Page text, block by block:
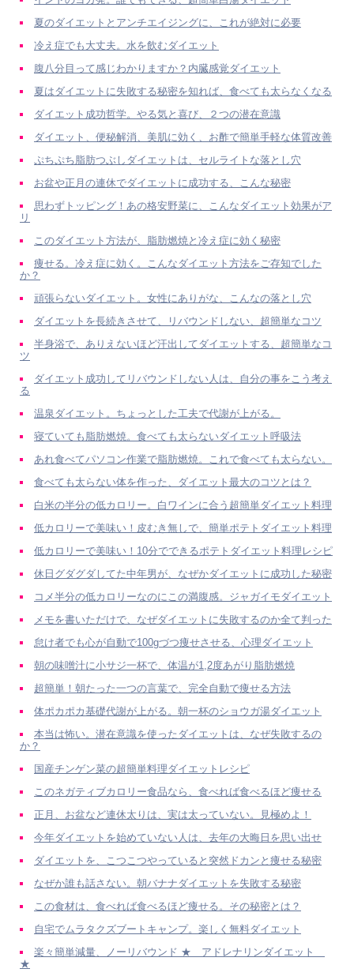
夏のダイエットとアンチエイジングに、これが絶対に必要
冷え症でも大丈夫。水を飲むダイエット
腹八分目って感じわかりますか？内臓感覚ダイエット
夏はダイエットに失敗する秘密を知れば、食べても太らなくなる
ダイエット成功哲学。やる気と喜び、２つの潜在意識
ダイエット、便秘解消、美肌に効く、お酢で簡単手軽な体質改善
ぷちぷち脂肪つぶしダイエットは、セルライトな落とし穴
お盆や正月の連休でダイエットに成功する、こんな秘密
思わずトッピング！あの格安野菜に、こんなダイエット効果がア
リ
このダイエット方法が、脂肪燃焼と冷え症に効く秘密
痩せる。冷え症に効く。こんなダイエット方法をご存知でした
か？
頑張らないダイエット。女性にありがな、こんなの落とし穴
ダイエットを長続きさせて、リバウンドしない、超簡単なコツ
半身浴で、ありえないほど汗出してダイエットする、超簡単なコ
ツ
ダイエット成功してリバウンドしない人は、自分の事をこう考え
る
温泉ダイエット。ちょっとした工夫で代謝が上がる。
寝ていても脂肪燃焼。食べても太らないダイエット呼吸法
あれ食べてパソコン作業で脂肪燃焼。これで食べても太らない。
食べても太らない体を作った、ダイエット最大のコツとは？
白米の半分の低カロリー。白ワインに合う超簡単ダイエット料理
低カロリーで美味い！皮むき無しで、簡単ポテトダイエット料理
低カロリーで美味い！10分でできるポテトダイエット料理レシピ
休日グダグダしてた中年男が、なぜかダイエットに成功した秘密
コメ半分の低カロリーなのにこの満腹感。ジャガイモダイエット
メモを書いただけで、なぜダイエットに失敗するのか全て判った
怠け者でも心が自動で100gづつ痩せさせる、心理ダイエット
朝の味噌汁に小サジ一杯で、体温が1,2度あがり脂肪燃焼
超簡単！朝たった一つの言葉で、完全自動で痩せる方法
体ポカポカ基礎代謝が上がる。朝一杯のショウガ湯ダイエット
本当は怖い。潜在意識を使ったダイエットは、なぜ失敗するの
か？
国産チンゲン菜の超簡単料理ダイエットレシピ
このネガティブカロリー食品なら、食べれば食べるほど痩せる
正月、お盆など連休太りは、実は太っていない。見極めよ！
今年ダイエットを始めていない人は、去年の大晦日を思い出せ
ダイエットを、こつこつやっていると突然ドカンと痩せる秘密
なぜか誰も話さない。朝バナナダイエットを失敗する秘密
この食材は、食べれば食べるほど痩せる。その秘密とは？
自宅でムラタクズブートキャンプ。楽しく無料ダイエット
楽々簡単減量、ノーリバウンド ★ アドレナリンダイエット
★